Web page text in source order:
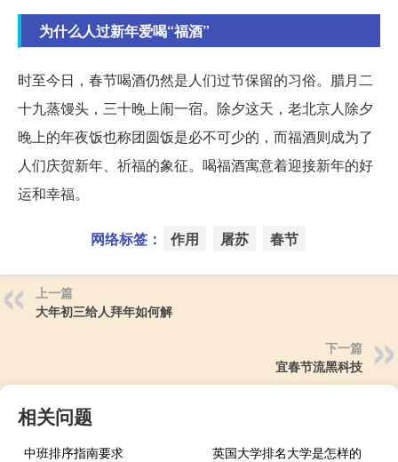
为什么人过新年爱喝“福酒”
时至今日，春节喝酒仍然是人们过节保留的习俗。腊月二
十九蒸馒头，三十晚上闹一宿。除夕这天，老北京人除夕
晚上的年夜饭也称团圆饭是必不可少的，而福酒则成为了
人们庆贺新年、祈福的象征。喝福酒寓意着迎接新年的好
运和幸福。
网络标签： 作用 屠苏 春节
上一篇
大年初三给人拜年如何解
下一篇
宜春节流黑科技
相关问题
中班排序指南要求
英国大学排名大学是怎样的